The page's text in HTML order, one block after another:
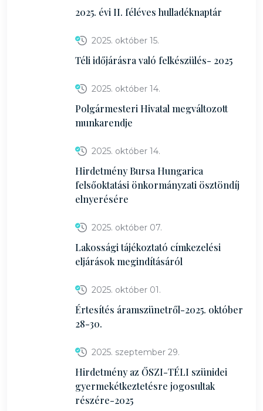
2025. évi II. féléves hulladéknaptár
2025. október 15.
Téli időjárásra való felkészülés- 2025
2025. október 14.
Polgármesteri Hivatal megváltozott
munkarendje
2025. október 14.
Hirdetmény Bursa Hungarica
felsőoktatási önkormányzati ösztöndíj
elnyerésére
2025. október 07.
Lakossági tájékoztató címkezelési
eljárások megindításáról
2025. október 01.
Értesítés áramszünetről-2025. október
28-30.
2025. szeptember 29.
Hirdetmény az ŐSZI-TÉLI szünidei
gyermekétkeztetésre jogosultak
részére-2025